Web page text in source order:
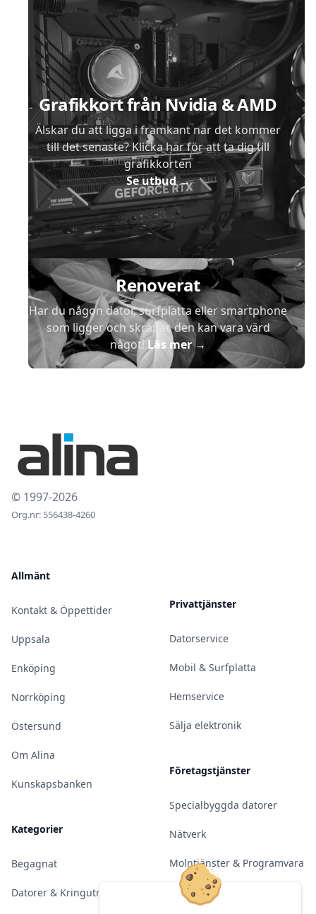
Grafikkort från Nvidia & AMD
Älskar du att ligga i framkant när det kommer
till det senaste? Klicka här för att ta dig till
grafikkorten
Se utbud→
Renoverat
Har du någon dator, surfplatta eller smartphone
som ligger och skräpar, den kan vara värd
något!Läs mer→
© 1997-2026
Org.nr: 556438-4260
Allmänt
Kontakt & Öppettider
Uppsala
Enköping
Norrköping
Östersund
Om Alina
Kunskapsbanken
Kategorier
Begagnat
Datorer & Kringutrustning
Privattjänster
Datorservice
Mobil & Surfplatta
Hemservice
Sälja elektronik
Företagstjänster
Specialbyggda datorer
Nätverk
Molntjänster & Programvara
Server & Backup